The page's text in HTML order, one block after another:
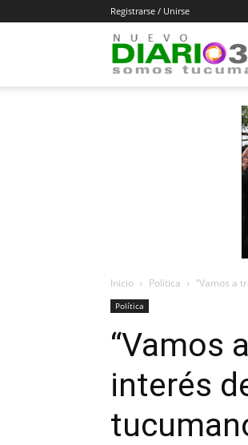
Registrarse / Unirse
Inicio Política “Vamos a
Política
“Vamos
interés